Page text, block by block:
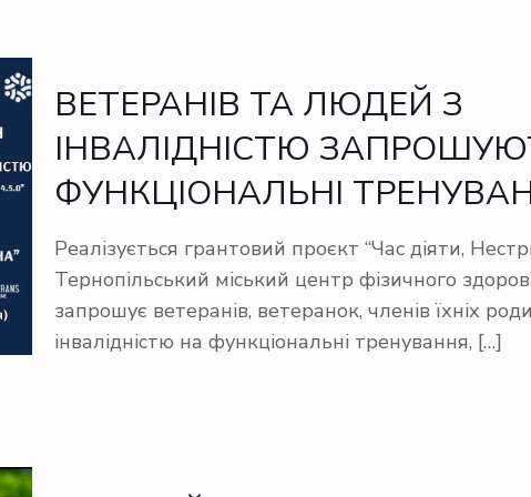
ВЕТЕРАНІВ ТА ЛЮДЕЙ З
ІНВАЛІДНІСТЮ
ФУНКЦІОНАЛЬНІ
Реалізується грантовий проєкт “Час діяти,
Тернопільський міський центр фізичного
запрошує ветеранів, ветеранок, членів їхніх
інвалідністю на функціональні тренування, […]